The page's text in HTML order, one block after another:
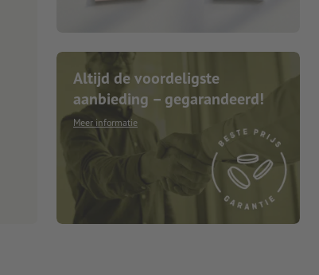
Altijd de voordeligste
aanbieding – gegarandeerd!
Meer informatie